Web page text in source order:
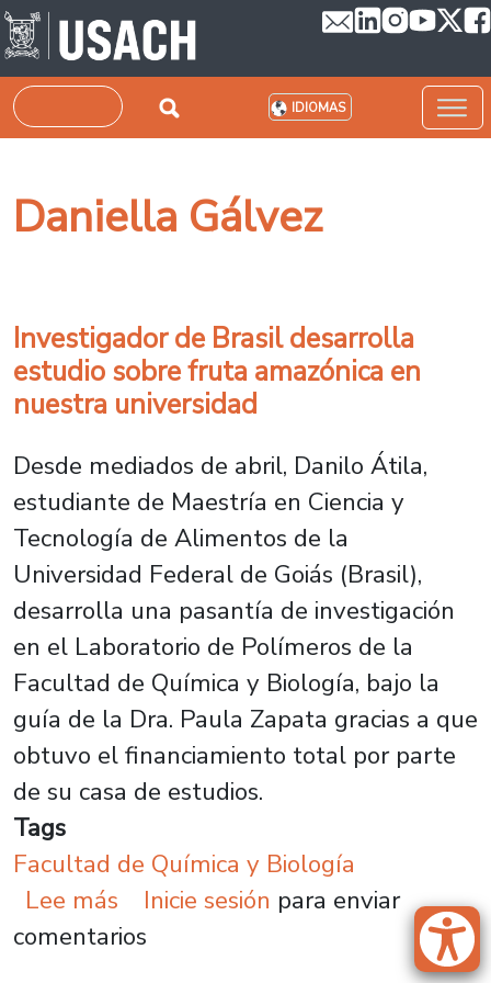
Pasar al contenido principal
Buscar IDIOMAS
Daniella Gálvez
Investigador de Brasil desarrolla
estudio sobre fruta amazónica en
nuestra universidad
Desde mediados de abril, Danilo Átila,
estudiante de Maestría en Ciencia y
Tecnología de Alimentos de la
Universidad Federal de Goiás (Brasil),
desarrolla una pasantía de investigación
en el Laboratorio de Polímeros de la
Facultad de Química y Biología, bajo la
guía de la Dra. Paula Zapata gracias a que
obtuvo el financiamiento total por parte
de su casa de estudios.
Tags
Facultad de Química y Biología
Lee más sobre Investigador de Brasil
Inicie sesión para enviar
comentarios